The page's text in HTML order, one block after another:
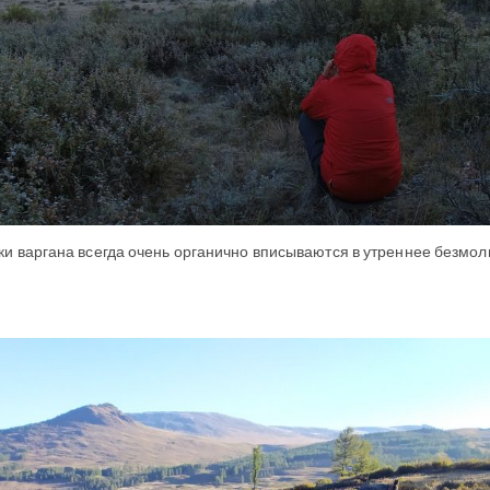
варгана всегда очень органично вписываются в утреннее